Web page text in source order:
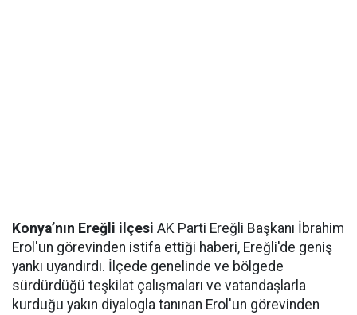
Konya’nın Ereğli ilçesi AK Parti Ereğli Başkanı İbrahim
Erol'un görevinden istifa ettiği haberi, Ereğli'de geniş
yankı uyandırdı. İlçede genelinde ve bölgede
sürdürdüğü teşkilat çalışmaları ve vatandaşlarla
kurduğu yakın diyalogla tanınan Erol'un görevinden